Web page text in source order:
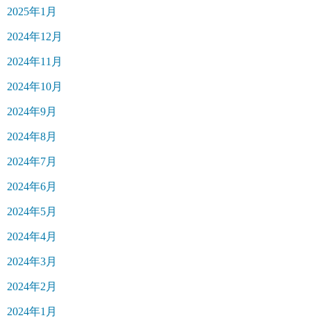
2025年1月
2024年12月
2024年11月
2024年10月
2024年9月
2024年8月
2024年7月
2024年6月
2024年5月
2024年4月
2024年3月
2024年2月
2024年1月